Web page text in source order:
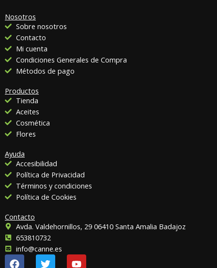
Nosotros
Sobre nosotros
Contacto
Mi cuenta
Condiciones Generales de Compra
Métodos de pago
Productos
Tienda
Aceites
Cosmética
Flores
Ayuda
Accesibilidad
Política de Privacidad
Términos y condiciones
Política de Cookies
Contacto
Avda. Valdehornillos, 29 06410 Santa Amalia Badajoz
653810732
info@canne.es
F T Y